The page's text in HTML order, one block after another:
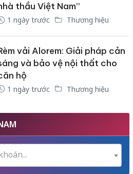
thầu Việt Nam”
1 ngày trước Thương hiệu
vải Alorem: Giải pháp cản
và bảo vệ nội thất cho
hộ
1 ngày trước Thương hiệu